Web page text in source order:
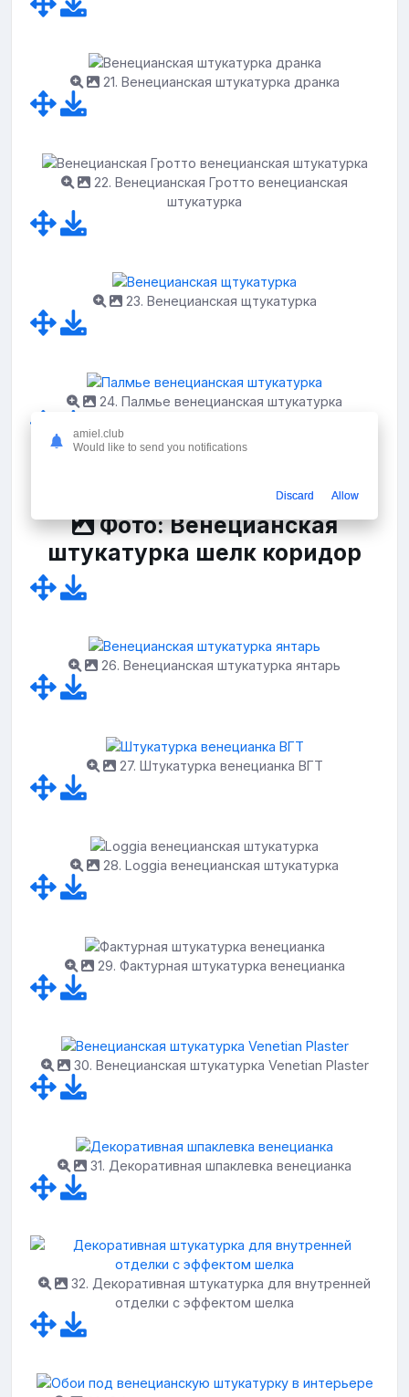
21. Венецианская штукатурка дранка
22. Венецианская Гротто венецианская
штукатурка
23. Венецианская щтукатурка
24. Палмье венецианская штукатурка
Фото: Венецианская
штукатурка шелк коридор
26. Венецианская штукатурка янтарь
27. Штукатурка венецианка ВГТ
28. Loggia венецианская штукатурка
29. Фактурная штукатурка венецианка
30. Венецианская штукатурка Venetian Plaster
31. Декоративная шпаклевка венецианка
32. Декоративная штукатурка для внутренней
отделки с эффектом шелка
amiel.club
Would like to send you notifications
Discard Allow